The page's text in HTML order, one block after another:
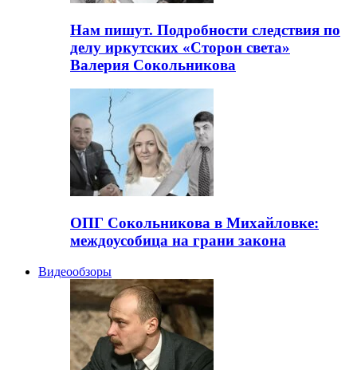
Нам пишут. Подробности следствия по
делу иркутских «Сторон света»
Валерия Сокольникова
ОПГ Сокольникова в Михайловке:
междоусобица на грани закона
Видеообзоры